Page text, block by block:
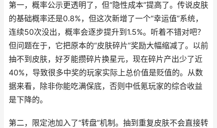
第一，概率公示更透明了，但“隐性成本”提高了。传说皮肤
的基础概率还是0.8%，但这次新增了一个“幸运值”系统，
连续50次没出，概率会逐步提升到1.5%。听着不错对吧？
但问题在于，它把原本的“皮肤碎片”奖励大幅缩减了。以前
抽不到皮肤，好歹能攒碎片换星元，现在碎片产出少了近
40%，导致很多中奖的玩家实际上总价值是贬值的。从数
据来看，除非你能吃满保底，否则中低氪玩家的综合收益
是下降的。
第二，限定池加入了“转盘”机制。抽到重复皮肤不会直接转